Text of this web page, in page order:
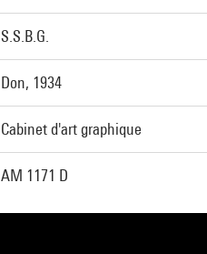
S.S.B.G.
Don, 1934
Cabinet d'art graphique
AM 1171 D